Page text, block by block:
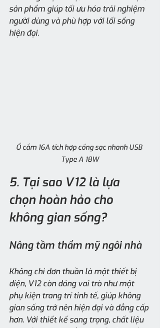
sản phẩm giúp tối ưu hóa trải nghiệm
người dùng và phù hợp với lối sống
hiện đại.
Ổ cắm 16A tích hợp cổng sạc nhanh USB
Type A 18W
5. Tại sao V12 là lựa
chọn hoàn hảo cho
không gian sống?
Nâng tầm thẩm mỹ ngôi nhà
Không chỉ đơn thuần là một thiết bị
điện, V12 còn đóng vai trò như một
phụ kiện trang trí tinh tế, giúp không
gian sống trở nên hiện đại và đẳng cấp
hơn. Với thiết kế sang trọng, chất liệu